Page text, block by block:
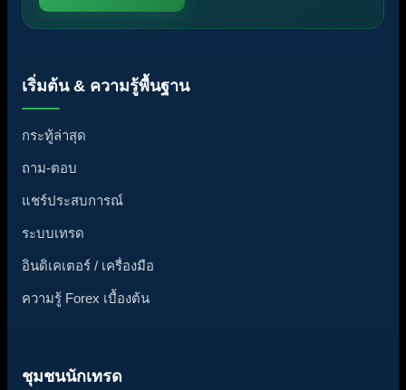
เริ่มต้น & ความรู้พื้นฐาน
กระทู้ล่าสุด
ถาม-ตอบ
แชร์ประสบการณ์
ระบบเทรด
อินดิเคเตอร์ / เครื่องมือ
ความรู้ Forex เบื้องต้น
ชุมชนนักเทรด